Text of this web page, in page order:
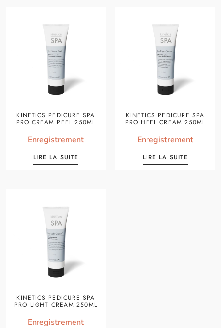
KINETICS PEDICURE SPA
PRO CREAM PEEL 250ML
Enregistrement
LIRE LA SUITE
KINETICS PEDICURE SPA
PRO HEEL CREAM 250ML
Enregistrement
LIRE LA SUITE
KINETICS PEDICURE SPA
PRO LIGHT CREAM 250ML
Enregistrement